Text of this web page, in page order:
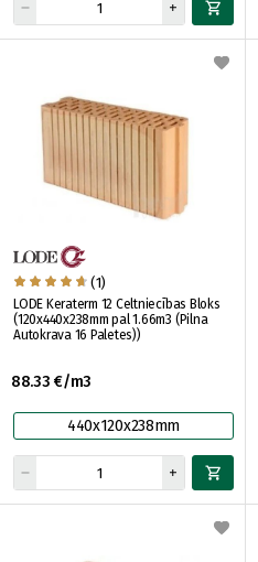
(1)
LODE Keraterm 12 Celtniecības Bloks
(120x440x238mm pal 1.66m3 (Pilna
Autokrava 16 Paletes))
88.33 €/m3
440x120x238mm